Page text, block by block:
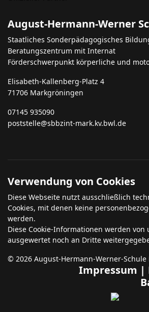
August-Hermann-Werner
Staatliches Sonderpädagogisches
Beratungszentrum mit Internat
Förderschwerpunkt körperliche und
Elisabeth-Kallenberg-Platz 4
71706 Markgröningen
07145 935090
poststelle@sbbzint-mark.kv.bwl.de
Verwendung von Cookies
Diese Webseite nutzt ausschließlich
Cookies, mit denen keine
werden.
Diese Cookie-Informationen werden von
ausgewertet noch an Dritte
© 2026 August-Hermann-Werner-
Impressum |